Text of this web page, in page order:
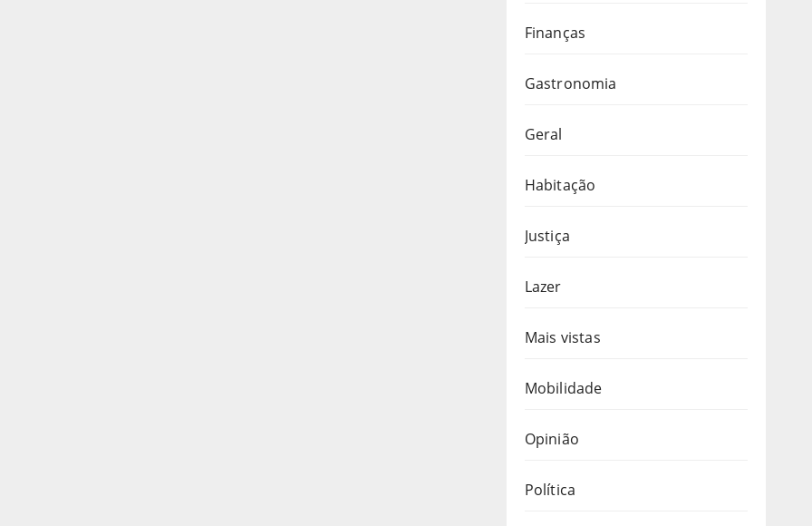
Finanças
Gastronomia
Geral
Habitação
Justiça
Lazer
Mais vistas
Mobilidade
Opinião
Política